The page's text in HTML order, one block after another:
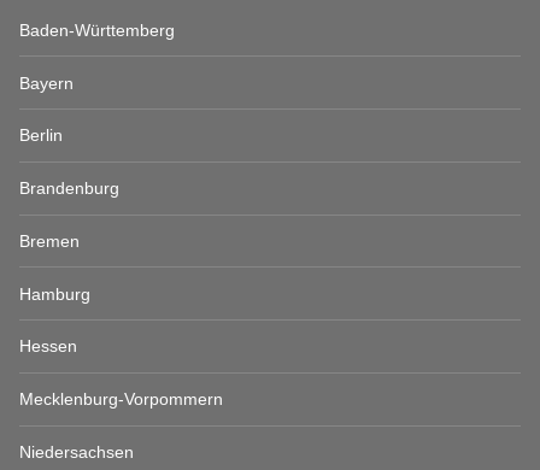
Baden-Württemberg
Bayern
Berlin
Brandenburg
Bremen
Hamburg
Hessen
Mecklenburg-Vorpommern
Niedersachsen